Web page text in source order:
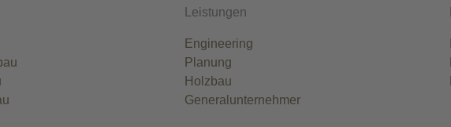
Leistungen
Engineering
Planung
Holzbau
Generalunternehmer